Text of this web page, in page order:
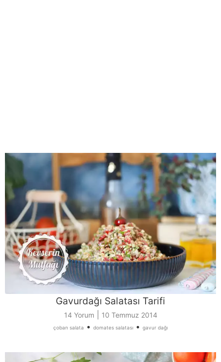
Gavurdağı Salatası Tarifi
14 Yorum 10 Temmuz 2014
çoban salata • domates salatası • gavur dağı